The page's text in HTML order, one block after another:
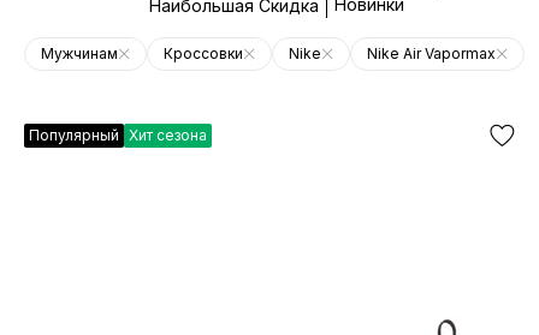
Наибольшая Скидка
Новинки
Мужчинам Кроссовки Nike Nike Air Vapormax
Популярный Хит сезона